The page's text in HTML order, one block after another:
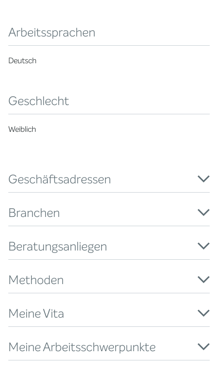
Arbeitssprachen
Deutsch
Geschlecht
Weiblich
Geschäftsadressen
Branchen
Beratungsanliegen
Methoden
Meine Vita
Meine Arbeitsschwerpunkte